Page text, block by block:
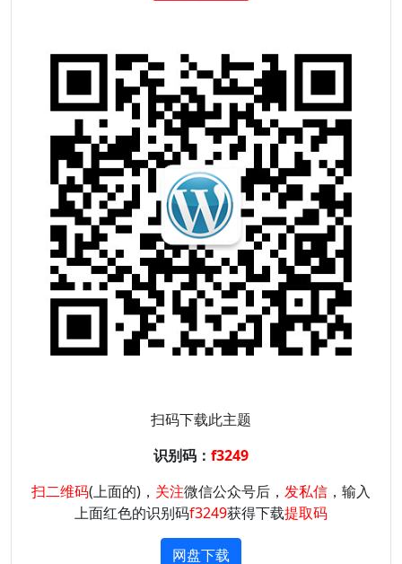
扫码下载此主题
识别码： f3249
扫二维码(上面的)， 关注微信公众号后， 发私信 ，输入
上面红色的识别码f3249获得下载提取码
网盘下载